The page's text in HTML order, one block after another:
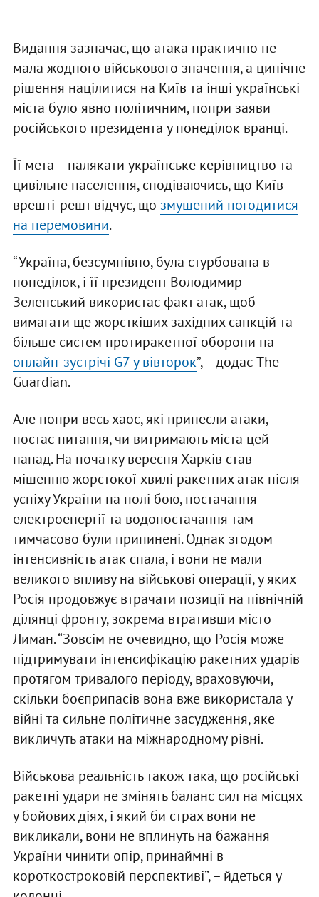
Видання зазначає, що атака практично не
мала жодного військового значення, а цинічне
рішення націлитися на Київ та інші українські
міста було явно політичним, попри заяви
російського президента у понеділок вранці.
Її мета – налякати українське керівництво та
цивільне населення, сподіваючись, що Київ
врешті-решт відчує, що змушений погодитися
на перемовини.
“Україна, безсумнівно, була стурбована в
понеділок, і її президент Володимир
Зеленський використає факт атак, щоб
вимагати ще жорсткіших західних санкцій та
більше систем протиракетної оборони на
онлайн-зустрічі G7 у вівторок”, – додає The
Guardian.
Але попри весь хаос, які принесли атаки,
постає питання, чи витримають міста цей
напад. На початку вересня Харків став
мішенню жорстокої хвилі ракетних атак після
успіху України на полі бою, постачання
електроенергії та водопостачання там
тимчасово були припинені. Однак згодом
інтенсивність атак спала, і вони не мали
великого впливу на військові операції, у яких
Росія продовжує втрачати позиції на північній
ділянці фронту, зокрема втративши місто
Лиман.“Зовсім не очевидно, що Росія може
підтримувати інтенсифікацію ракетних ударів
протягом тривалого періоду, враховуючи,
скільки боєприпасів вона вже використала у
війні та сильне політичне засудження, яке
викличуть атаки на міжнародному рівні.
Військова реальність також така, що російські
ракетні удари не змінять баланс сил на місцях
у бойових діях, і який би страх вони не
викликали, вони не вплинуть на бажання
України чинити опір, принаймні в
короткостроковій перспективі”, – йдеться у